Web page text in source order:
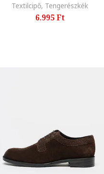
Textilcipő, Tengerészkék
6.995 Ft